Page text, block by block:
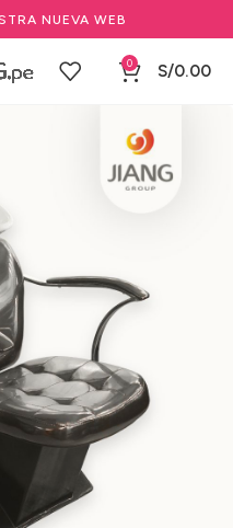
NUEVA WEB
0 S/0.00